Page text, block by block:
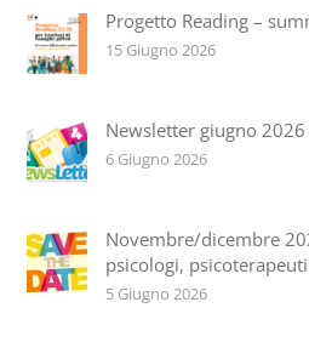
Progetto Reading –
15 Giugno 2026
Newsletter giugno 2026
6 Giugno 2026
Novembre/dicembre
psicologi,
5 Giugno 2026